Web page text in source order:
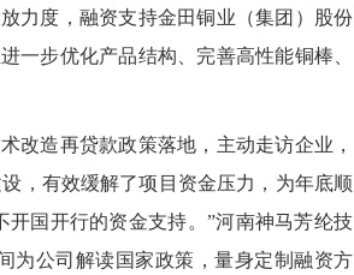
力度，融资支持金田铜业（集团）股份
一步优化产品结构、完善高性能铜棒、
造再贷款政策落地，主动走访企业，
，有效缓解了项目资金压力，为年底顺
国开行的资金支持。”河南神马芳纶技
为公司解读国家政策，量身定制融资方